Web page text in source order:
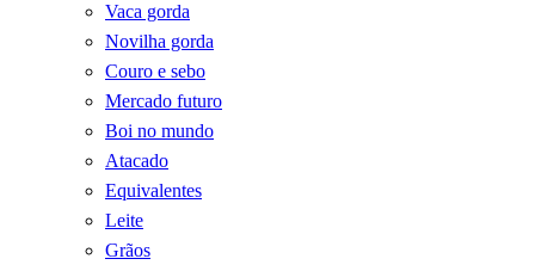
Vaca gorda
Novilha gorda
Couro e sebo
Mercado futuro
Boi no mundo
Atacado
Equivalentes
Leite
Grãos